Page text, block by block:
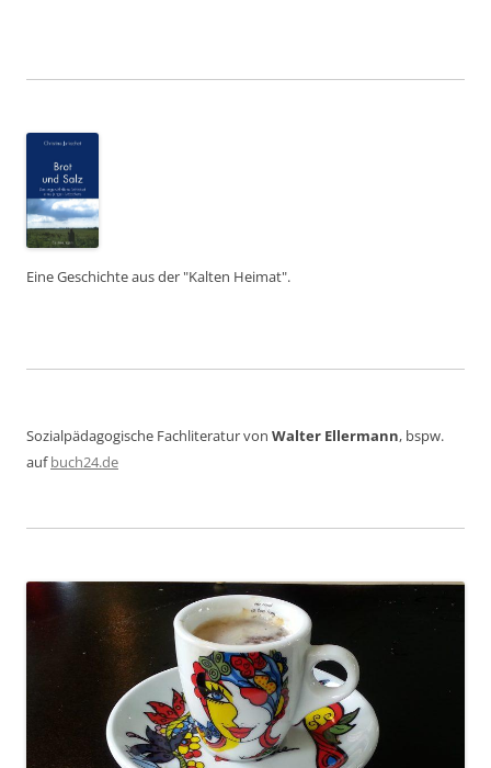
Eine Geschichte aus der "Kalten Heimat".
Sozialpädagogische Fachliteratur von Walter Ellermann, bspw.
aufbuch24.de